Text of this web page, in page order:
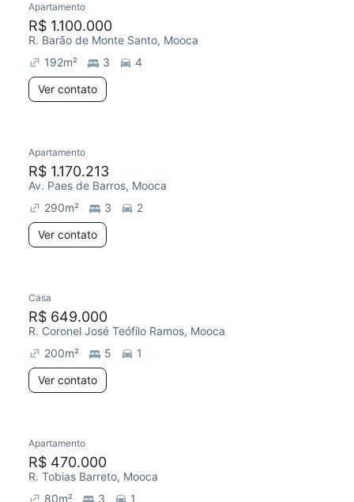
Apartamento
R$ 1.100.000
R. Barão de Monte Santo, Mooca
192m² 3
4
Ver contato
Apartamento
R$ 1.170.213
Av. Paes de Barros, Mooca
290m² 3
2
Ver contato
Casa
R$ 649.000
R. Coronel José Teófilo Ramos, Mooca
200m² 5
1
Ver contato
Apartamento
R$ 470.000
R. Tobias Barreto, Mooca
80m² 3 1